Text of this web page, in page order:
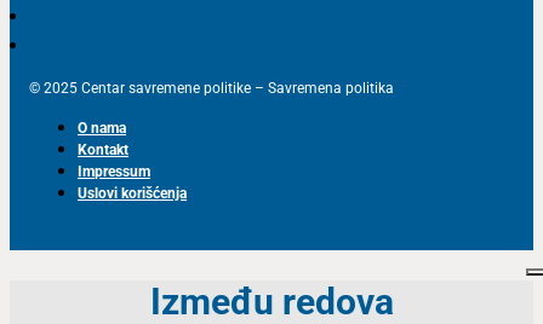
© 2025 Centar savremene politike – Savremena politika
O nama
Kontakt
Impressum
Uslovi korišćenja
Između redova